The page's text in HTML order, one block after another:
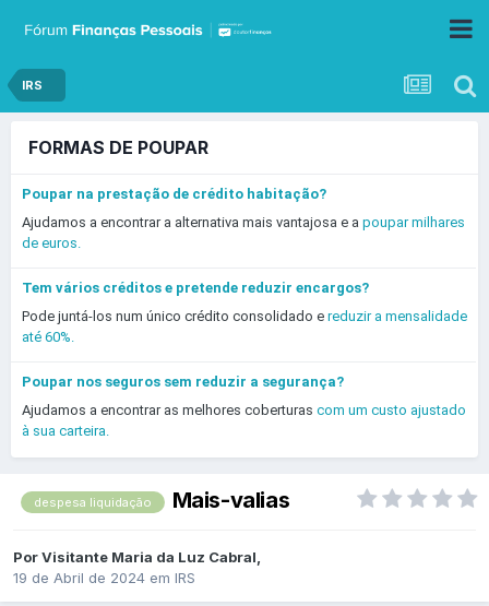
IRS
FORMAS DE POUPAR
Poupar na prestação de crédito habitação?
Ajudamos a encontrar a alternativa mais vantajosa e a poupar milhares
de euros.
Tem vários créditos e pretende reduzir encargos?
Pode juntá-los num único crédito consolidado e reduzir a mensalidade
até 60%.
Poupar nos seguros sem reduzir a segurança?
Ajudamos a encontrar as melhores coberturas com um custo ajustado
à sua carteira.
despesa liquidação Mais-valias
PorVisitante Maria da Luz Cabral,
19 de Abril de 2024 em IRS